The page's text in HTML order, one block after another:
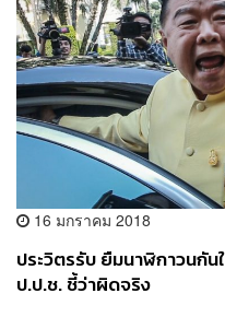
16 มกราคม 2018
ประวิตรรับ ยืมนาฬิกาวนกั
ป.ป.ช. ชี้ว่าผิดจริง